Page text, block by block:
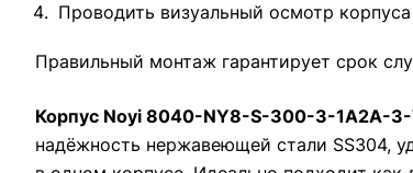
Проводить визуальный осмотр
Правильный монтаж гарантирует срок
Корпус Noyi 8040-NY8-S-300-3-1A2A-
надёжность нержавеющей стали SS304,